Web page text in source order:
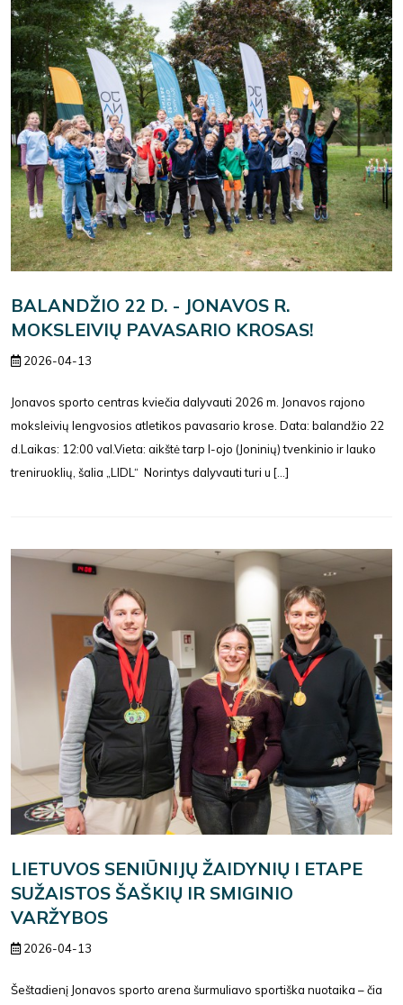
BALANDŽIO 22 D. - JONAVOS R.
MOKSLEIVIŲ PAVASARIO KROSAS!
2026-04-13
Jonavos sporto centras kviečia dalyvauti 2026 m. Jonavos rajono
moksleivių lengvosios atletikos pavasario krose. Data: balandžio 22
d.Laikas: 12:00 val.Vieta: aikštė tarp I-ojo (Joninių) tvenkinio ir lauko
treniruoklių, šalia „LIDL“ Norintys dalyvauti turi u [...]
LIETUVOS SENIŪNIJŲ ŽAIDYNIŲ I ETAPE
SUŽAISTOS ŠAŠKIŲ IR SMIGINIO
VARŽYBOS
2026-04-13
Šeštadienį Jonavos sporto arena šurmuliavo sportiška nuotaika – čia